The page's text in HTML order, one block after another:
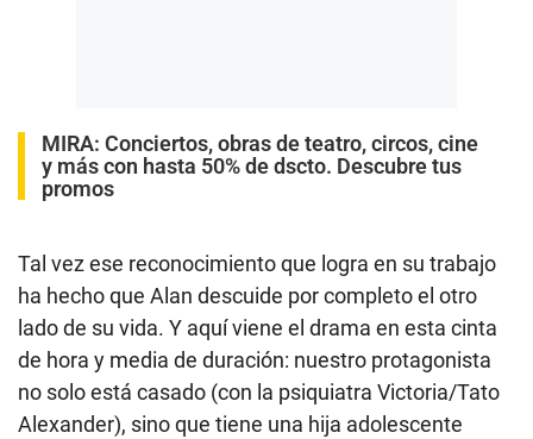
MIRA: Conciertos, obras de teatro, circos, cine
y más con hasta 50% de dscto. Descubre tus
promos
Tal vez ese reconocimiento que logra en su trabajo
ha hecho que Alan descuide por completo el otro
lado de su vida. Y aquí viene el drama en esta cinta
de hora y media de duración: nuestro protagonista
no solo está casado (con la psiquiatra Victoria/Tato
Alexander), sino que tiene una hija adolescente